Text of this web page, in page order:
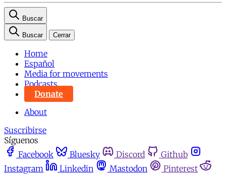
Buscar
Buscar Cerrar
Home
Español
Media for movements
Podcasts
Donate
About
Suscribirse
Síguenos
Facebook
Bluesky Discord
Github
Instagram
Linkedin Mastodon
Pinterest